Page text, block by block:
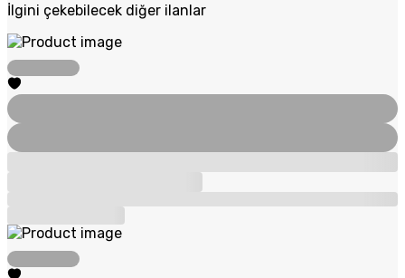
İlgini çekebilecek diğer ilanlar